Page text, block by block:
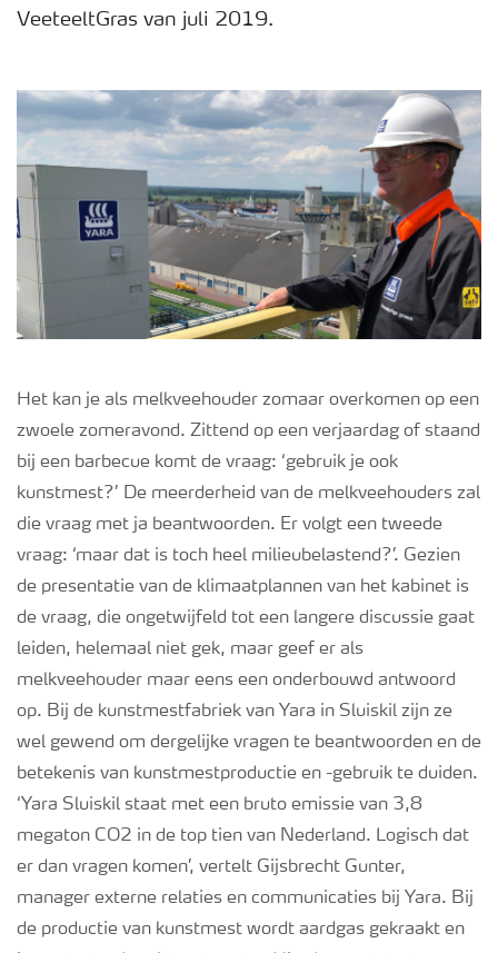
VeeteeltGras van juli 2019.
Het kan je als melkveehouder zomaar overkomen op een
zwoele zomeravond. Zittend op een verjaardag of staand
bij een barbecue komt de vraag: ‘gebruik je ook
kunstmest?’ De meerderheid van de melkveehouders zal
die vraag met ja beantwoorden. Er volgt een tweede
vraag: ‘maar dat is toch heel milieubelastend?’. Gezien
de presentatie van de klimaatplannen van het kabinet is
de vraag, die ongetwijfeld tot een langere discussie gaat
leiden, helemaal niet gek, maar geef er als
melkveehouder maar eens een onderbouwd antwoord
op. Bij de kunstmestfabriek van Yara in Sluiskil zijn ze
wel gewend om dergelijke vragen te beantwoorden en de
betekenis van kunstmestproductie en -gebruik te duiden.
‘Yara Sluiskil staat met een bruto emissie van 3,8
megaton CO2 in de top tien van Nederland. Logisch dat
er dan vragen komen’, vertelt Gijsbrecht Gunter,
manager externe relaties en communicaties bij Yara. Bij
de productie van kunstmest wordt aardgas gekraakt en